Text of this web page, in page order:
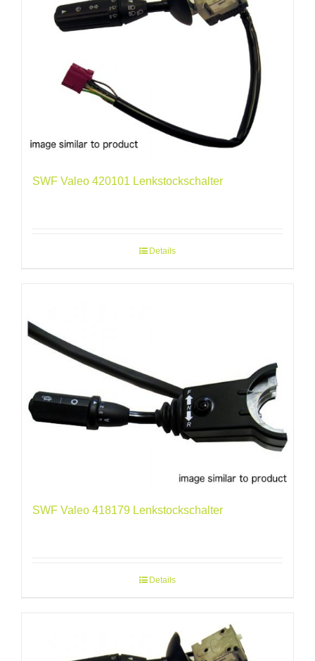
SWF Valeo 420101 Lenkstockschalter
Details
SWF Valeo 418179 Lenkstockschalter
Details